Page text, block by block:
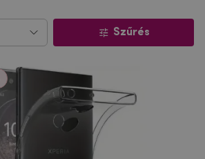
Szűrés